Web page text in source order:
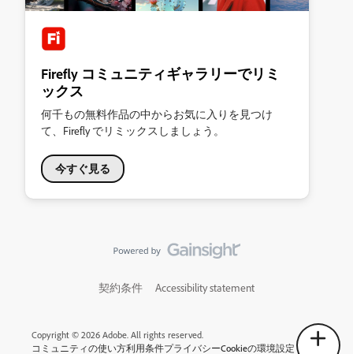
Firefly コミュニティギャラリーでリミ
ックス
何千もの無料作品の中からお気に入りを見つけ
て、Firefly でリミックスしましょう。
今すぐ見る
契約条件 Accessibility statement
Copyright © 2026 Adobe. All rights reserved.
コミュニティの使い方利用条件プライバシーCookieの環境設定